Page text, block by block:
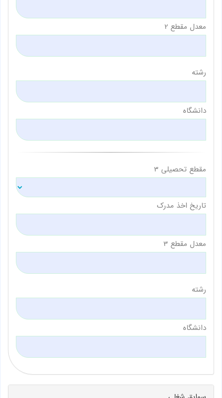
معدل مقطع 2
رشته
دانشگاه
مقطع تحصیلی 3
تاریخ اخذ مدرک
معدل مقطع 3
رشته
دانشگاه